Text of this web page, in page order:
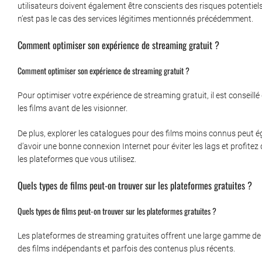
utilisateurs doivent également être conscients des risques
n’est pas le cas des services légitimes mentionnés précédemment.
Comment optimiser son expérience de streaming gratuit ?
Comment optimiser son expérience de streaming gratuit ?
Pour optimiser votre expérience de streaming gratuit, il est
les films avant de les visionner.
De plus, explorer les catalogues pour des films moins connus peut
d’avoir une bonne connexion Internet pour éviter les lags et
les plateformes que vous utilisez.
Quels types de films peut-on trouver sur les plateformes gratuites ?
Quels types de films peut-on trouver sur les plateformes gratuites ?
Les plateformes de streaming gratuites offrent une large gamme
des films indépendants et parfois des contenus plus récents.